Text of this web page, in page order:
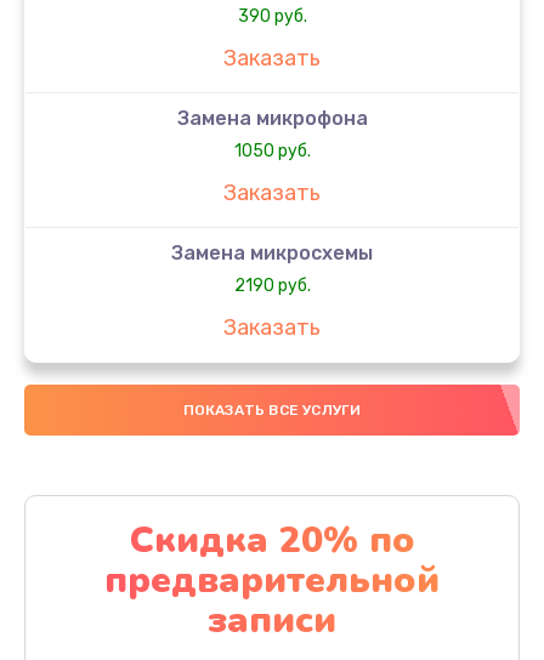
390 руб.
Заказать
Замена микрофона
1050 руб.
Заказать
Замена микросхемы
2190 руб.
Заказать
Замена передней камеры
490 руб.
Замена полифонического динамика
390 руб.
Заказать
ПОКАЗАТЬ ВСЕ УСЛУГИ
Скидка 20% по
предварительной
записи